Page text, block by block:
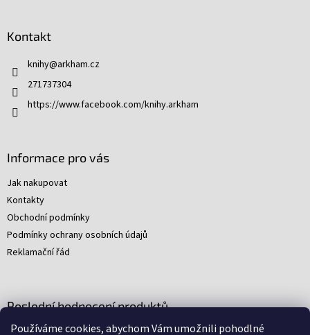
Používáme cookies, abychom Vám umožnili pohodlné
Kontakt
knihy@arkham.cz
271737304
https://www.facebook.com/knihy.arkham
Informace pro vás
Jak nakupovat
Kontakty
Obchodní podmínky
Podmínky ochrany osobních údajů
Reklamační řád
Poslední hodnocení produktů